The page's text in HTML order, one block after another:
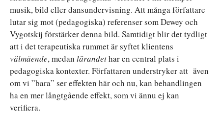
musik, bild eller dansundervisning. Att många författare
lutar sig mot (pedagogiska) referenser som Dewey och
Vygotskij förstärker denna bild. Samtidigt blir det tydligt
att i det terapeutiska rummet är syftet klientens
välmående, medan lärandethar en central plats i
pedagogiska kontexter. Författaren understryker att även
om vi ”bara” ser effekten här och nu, kan behandlingen
ha en mer långtgående effekt, som vi ännu ej kan
verifiera.